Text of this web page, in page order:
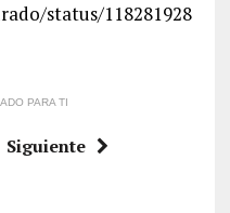
status/118281928
PARA TI
Siguiente